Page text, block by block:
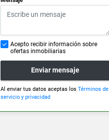
Acepto recibir información sobre
ofertas inmobiliarias
Enviar mensaje
Al enviar tus datos aceptas los Términos de
servicio y privacidad